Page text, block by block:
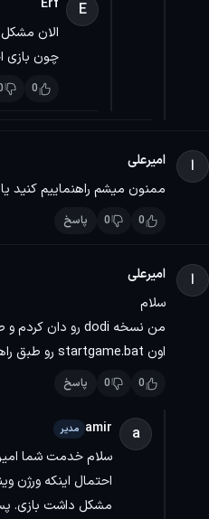
جهت
E
Erf
الان
چون بازی
0
ا
امیرعلی
ممنون میشم راهنماییم کنید
0
0 پاسخ
ا
امیرعلی
سلام
اون startgame.bat رو طبق راهنما میزنم باز همینطور هیچ اتفاقی نمیوفته، ویندوزم یازدهه یعنی بخاطر ویندوزه یا چیز دیگه ایه؟!
0
0 پاسخ
a
amir مدیر
سلام خدمت شما
مشکل داشت بازی.